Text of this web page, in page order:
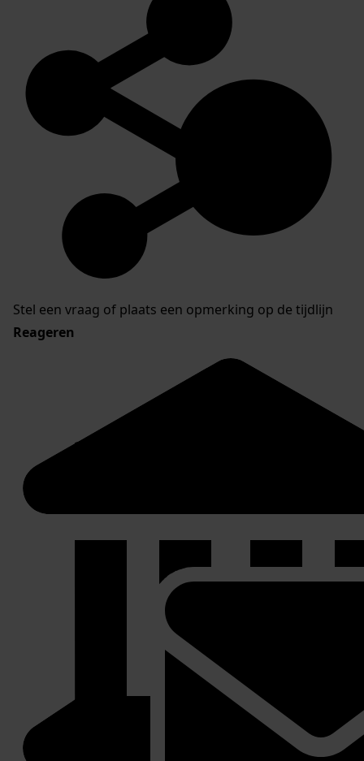
Stel een vraag of plaats een opmerking op de tijdlijn
Reageren